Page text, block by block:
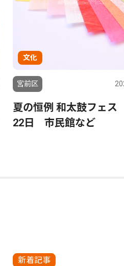
文化
宮前区
夏の恒例 和太鼓フェス
22日 市民館など
新着記事